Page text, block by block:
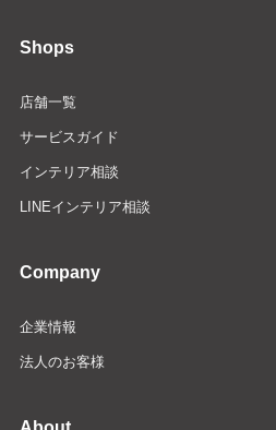
Shops
店舗一覧
サービスガイド
インテリア相談
LINEインテリア相談
Company
企業情報
法人のお客様